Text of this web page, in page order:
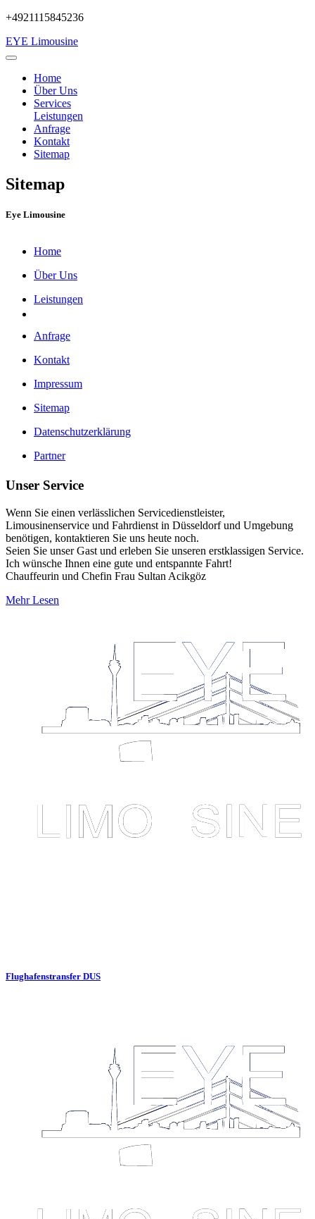
+4921115845236
EYE Limousine
Home
Über Uns
Services
Leistungen
Anfrage
Kontakt
Sitemap
Sitemap
Eye Limousine
Home
Über Uns
Leistungen
Anfrage
Kontakt
Impressum
Sitemap
Datenschutzerklärung
Partner
Unser Service
Wenn Sie einen verlässlichen Servicedienstleister,
Limousinenservice und Fahrdienst in Düsseldorf und Umgebung
benötigen, kontaktieren Sie uns heute noch.
Seien Sie unser Gast und erleben Sie unseren erstklassigen Service.
Ich wünsche Ihnen eine gute und entspannte Fahrt!
Chauffeurin und Chefin Frau Sultan Acikgöz
Mehr Lesen
Flughafenstransfer DUS